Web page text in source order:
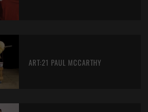
ART:21 PAUL MCCARTHY